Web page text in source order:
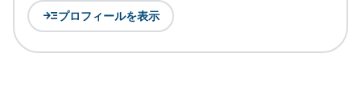
read_moreプロフィールを表示